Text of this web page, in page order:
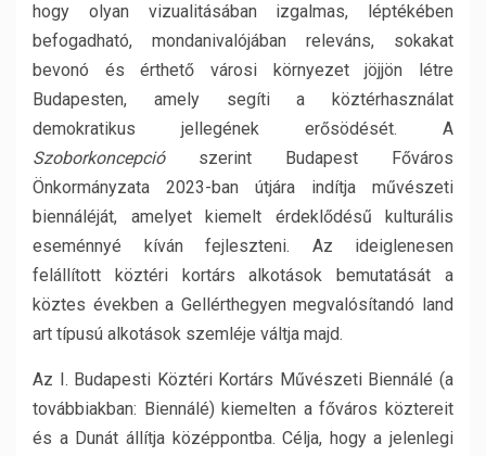
hogy olyan vizualitásában izgalmas, léptékében
befogadható, mondanivalójában releváns, sokakat
bevonó és érthető városi környezet jöjjön létre
Budapesten, amely segíti a köztérhasználat
demokratikus jellegének erősödését. A
Szoborkoncepciószerint Budapest Főváros
Önkormányzata 2023-ban útjára indítja művészeti
biennáléját, amelyet kiemelt érdeklődésű kulturális
eseménnyé kíván fejleszteni. Az ideiglenesen
felállított köztéri kortárs alkotások bemutatását a
köztes években a Gellérthegyen megvalósítandó land
art típusú alkotások szemléje váltja majd.
Az I. Budapesti Köztéri Kortárs Művészeti Biennálé (a
továbbiakban: Biennálé) kiemelten a főváros köztereit
és a Dunát állítja középpontba. Célja, hogy a jelenlegi